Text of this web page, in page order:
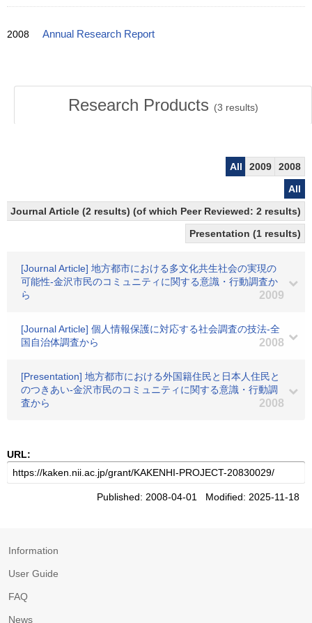
2008 Annual Research Report
Research Products (3 results)
All 2009
2008
All
Journal Article (2 results) (of which Peer Reviewed: 2 results)
Presentation (1 results)
[Journal Article] 地方都市における多文化共生社会の実現の
可能性-金沢市民のコミュニティに関する意識・行動調査か
ら
2009
[Journal Article] 個人情報保護に対応する社会調査の技法-全
国自治体調査から
2008
[Presentation] 地方都市における外国籍住民と日本人住民と
のつきあい-金沢市民のコミュニティに関する意識・行動調
査から
2008
URL:
Published: 2008-04-01 Modified: 2025-11-18
Information
User Guide
FAQ
News